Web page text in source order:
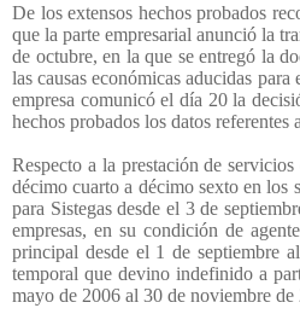
De los extensos hechos probados
que la parte empresarial anunció la
de octubre, en la que se entregó la
las causas económicas aducidas
empresa comunicó el día 20 la
hechos probados los datos referentes
Respecto a la prestación de
décimo cuarto a décimo sexto en los
para Sistegas desde el 3 de
empresas, en su condición de
principal desde el 1 de septiembre
temporal que devino indefinido a
mayo de 2006 al 30 de noviembre de